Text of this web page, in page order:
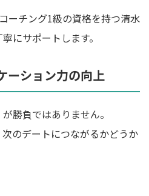
ーチング1級の資格を持つ清水
にサポートします。
ーション力の向上
勝負ではありません。
のデートにつながるかどうか